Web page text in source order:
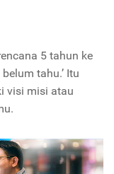
5 tahun ke
tahu.’ Itu
visi misi atau